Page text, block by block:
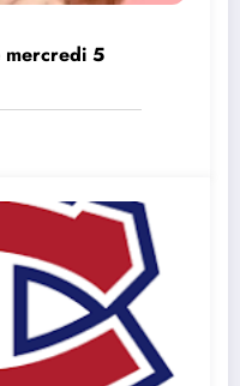
mercredi 5